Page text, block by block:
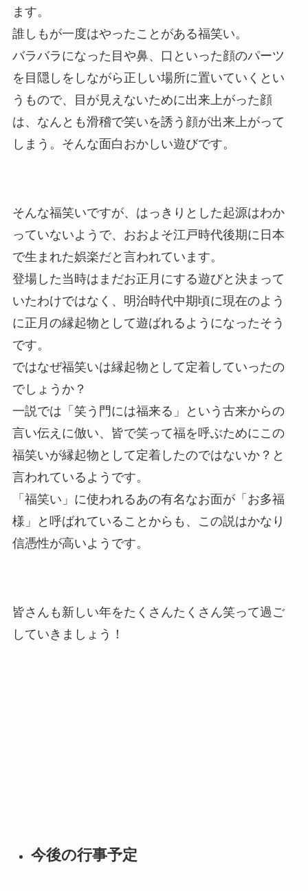
ます。
誰しもが一度はやったことがある福笑い。
バラバラになった目や鼻、口といった顔のパーツ
を目隠しをしながら正しい場所に置いていくとい
うもので、目が見えないために出来上がった顔
は、なんとも滑稽で笑いを誘う顔が出来上がって
しまう。そんな面白おかしい遊びです。
そんな福笑いですが、はっきりとした起源はわか
っていないようで、おおよそ江戸時代後期に日本
で生まれた娯楽だと言われています。
登場した当時はまだお正月にする遊びと決まって
いたわけではなく、明治時代中期頃に現在のよう
に正月の縁起物として遊ばれるようになったそう
です。
ではなぜ福笑いは縁起物として定着していったの
でしょうか？
一説では「笑う門には福来る」という古来からの
言い伝えに倣い、皆で笑って福を呼ぶためにこの
福笑いが縁起物として定着したのではないか？と
言われているようです。
「福笑い」に使われるあの有名なお面が「お多福
様」と呼ばれていることからも、この説はかなり
信憑性が高いようです。
皆さんも新しい年をたくさんたくさん笑って過ご
していきましょう！
今後の行事予定